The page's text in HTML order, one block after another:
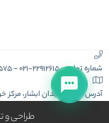
شماره تماس :021-22912615
-
آدرس :کیش، میدان ابشار، مرکز
طراحی و